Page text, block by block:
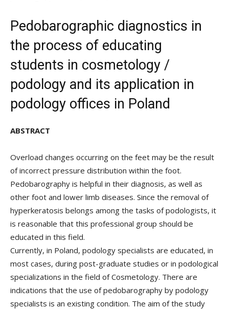
Pedobarographic diagnostics in
the process of educating
students in cosmetology /
podology and its application in
podology offices in Poland
ABSTRACT
Overload changes occurring on the feet may be the result
of incorrect pressure distribution within the foot.
Pedobarography is helpful in their diagnosis, as well as
other foot and lower limb diseases. Since the removal of
hyperkeratosis belongs among the tasks of podologists, it
is reasonable that this professional group should be
educated in this field.
Currently, in Poland, podology specialists are educated, in
most cases, during post-graduate studies or in podological
specializations in the field of Cosmetology. There are
indications that the use of pedobarography by podology
specialists is an existing condition. The aim of the study